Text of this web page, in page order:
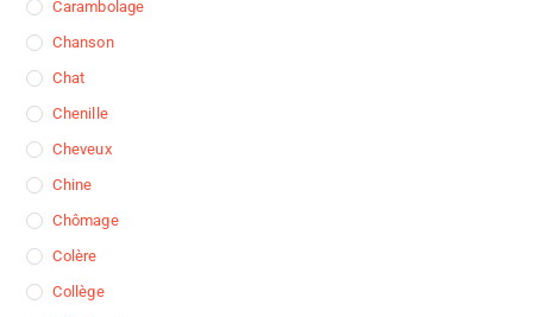
Carambolage
Chanson
Chat
Chenille
Cheveux
Chine
Chômage
Colère
Collège